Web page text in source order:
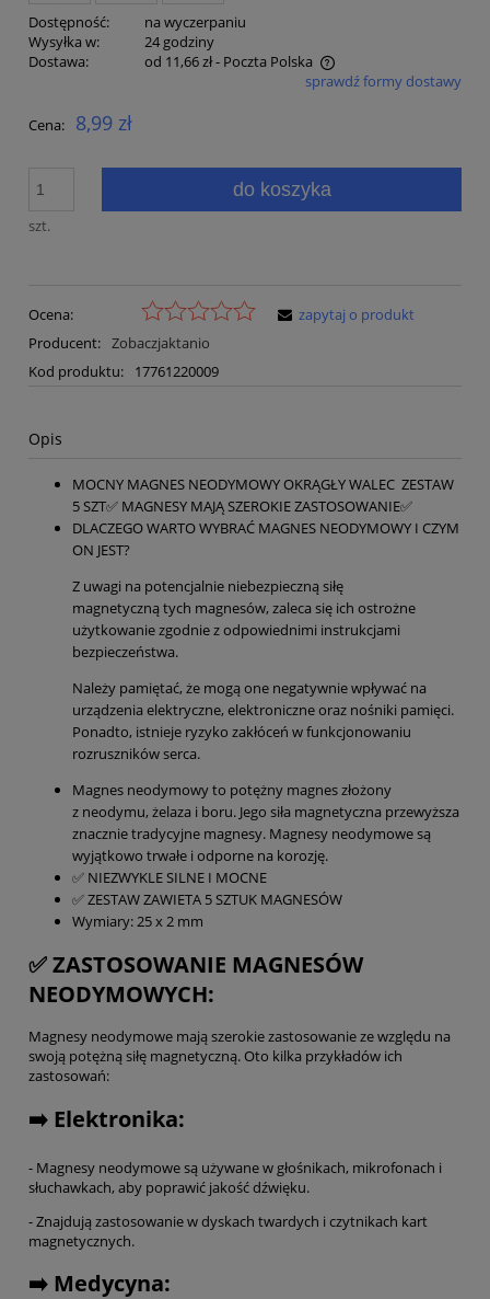
Dostępność:
na wyczerpaniu
Wysyłka w:
24 godziny
Dostawa:
od 11,66 zł- Poczta Polska
Cena nie zawiera ewentualnych kosztów płatnościsprawdź formy dostawy
Cena: 8,99 zł
szt.
do koszyka
Ocena:
Producent: Zobaczjaktanio
Kod produktu:
17761220009
zapytaj o produkt
Opis
MOCNY MAGNES NEODYMOWY OKRĄGŁY WALEC ZESTAW
5 SZT✅ MAGNESY MAJĄ SZEROKIE ZASTOSOWANIE✅
DLACZEGO WARTO WYBRAĆ MAGNES NEODYMOWY I CZYM
ON JEST?
Z uwagi na potencjalnie niebezpieczną siłę
magnetyczną tych magnesów, zaleca się ich ostrożne
użytkowanie zgodnie z odpowiednimi instrukcjami
bezpieczeństwa.
Należy pamiętać, że mogą one negatywnie wpływać na
urządzenia elektryczne, elektroniczne oraz nośniki pamięci.
Ponadto, istnieje ryzyko zakłóceń w funkcjonowaniu
rozruszników serca.
Magnes neodymowy to potężny magnes złożony
z neodymu, żelaza i boru. Jego siła magnetyczna przewyższa
znacznie tradycyjne magnesy. Magnesy neodymowe są
wyjątkowo trwałe i odporne na korozję.
✅ NIEZWYKLE SILNE I MOCNE
✅ ZESTAW ZAWIETA 5 SZTUK MAGNESÓW
Wymiary: 25 x 2 mm
✅ ZASTOSOWANIE MAGNESÓW
NEODYMOWYCH:
Magnesy neodymowe mają szerokie zastosowanie ze względu na
swoją potężną siłę magnetyczną. Oto kilka przykładów ich
zastosowań:
➡️ Elektronika:
- Magnesy neodymowe są używane w głośnikach, mikrofonach i
słuchawkach, aby poprawić jakość dźwięku.
- Znajdują zastosowanie w dyskach twardych i czytnikach kart
magnetycznych.
➡️ Medycyna: